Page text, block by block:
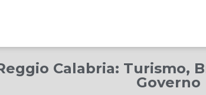
Calabria:
Governo